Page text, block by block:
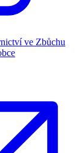
ve Zbůchu